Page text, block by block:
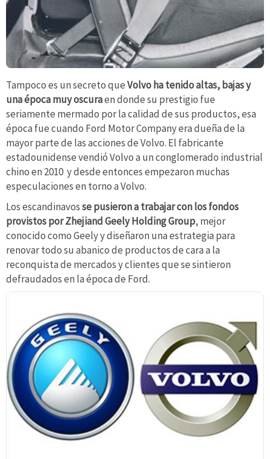
Tampoco es un secreto queVolvo ha tenido altas, bajas y
una época muy oscuraen donde su prestigio fue
seriamente mermado por la calidad de sus productos, esa
época fue cuando Ford Motor Company era dueña de la
mayor parte de las acciones de Volvo. El fabricante
estadounidense vendió Volvo a un conglomerado industrial
chino en 2010 y desde entonces empezaron muchas
especulaciones en torno a Volvo.
Los escandinavosse pusieron a trabajar con los fondos
provistos por Zhejiand Geely Holding Group, mejor
conocido como Geely y diseñaron una estrategia para
renovar todo su abanico de productos de cara a la
reconquista de mercados y clientes que se sintieron
defraudados en la época de Ford.